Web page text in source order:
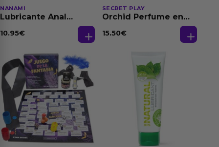
NANAMI
Lubricante Anal
Dilatación Base Agua
10.95€
SECRET PLAY
Orchid Perfume en
Feromonas 20 ml
15.50€